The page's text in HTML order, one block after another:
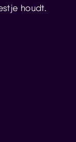
houdt.